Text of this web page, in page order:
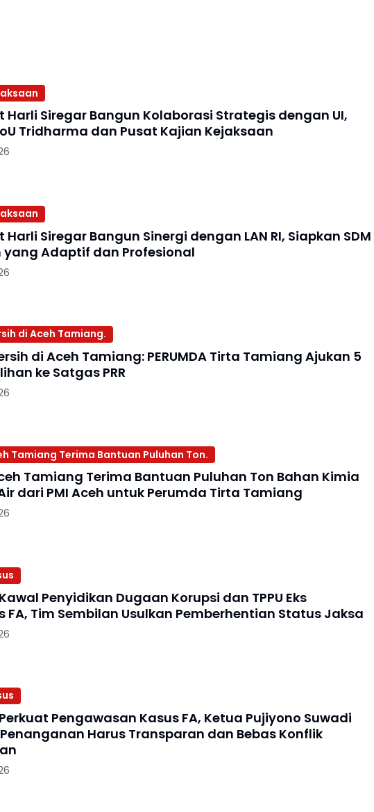
Harli Siregar Bangun Kolaborasi Strategis dengan UI,
Tridharma dan Pusat Kajian Kejaksaan
Siregar Bangun Sinergi dengan LAN RI, Siapkan SDM
yang Adaptif dan Profesional
di Aceh Tamiang.
di Aceh Tamiang: PERUMDA Tirta Tamiang Ajukan 5
ke Satgas PRR
Tamiang Terima Bantuan Puluhan Ton.
Tamiang Terima Bantuan Puluhan Ton Bahan Kimia
dari PMI Aceh untuk Perumda Tirta Tamiang
Penyidikan Dugaan Korupsi dan TPPU Eks
FA, Tim Sembilan Usulkan Pemberhentian Status Jaksa
Pengawasan Kasus FA, Ketua Pujiyono Suwadi
Harus Transparan dan Bebas Konflik